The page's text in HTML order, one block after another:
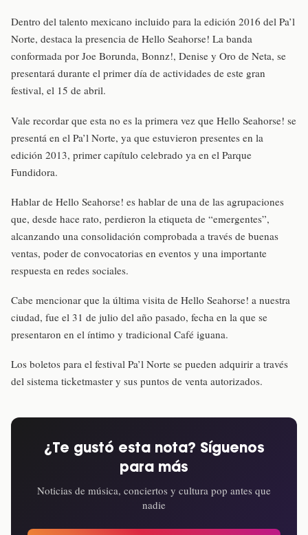
Dentro del talento mexicano incluido para la edición 2016 del Pa’l
Norte, destaca la presencia de Hello Seahorse! La banda
conformada por Joe Borunda, Bonnz!, Denise y Oro de Neta, se
presentará durante el primer día de actividades de este gran
festival, el 15 de abril.
Vale recordar que esta no es la primera vez que Hello Seahorse! se
presentá en el Pa’l Norte, ya que estuvieron presentes en la
edición 2013, primer capítulo celebrado ya en el Parque
Fundidora.
Hablar de Hello Seahorse! es hablar de una de las agrupaciones
que, desde hace rato, perdieron la etiqueta de “emergentes”,
alcanzando una consolidación comprobada a través de buenas
ventas, poder de convocatorias en eventos y una importante
respuesta en redes sociales.
Cabe mencionar que la última visita de Hello Seahorse! a nuestra
ciudad, fue el 31 de julio del año pasado, fecha en la que se
presentaron en el íntimo y tradicional Café iguana.
Los boletos para el festival Pa’l Norte se pueden adquirir a través
del sistema ticketmaster y sus puntos de venta autorizados.
¿Te gustó esta nota? Síguenos
para más
Noticias de música, conciertos y cultura pop antes que
nadie